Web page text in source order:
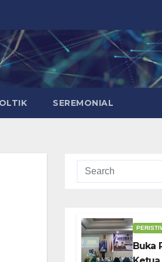
SEREMONIAL
Buka